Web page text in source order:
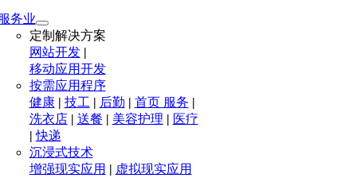
务业
定制解决方案
网站开发|
移动应用开发
按需应用程序
健康| 技工| 后勤 | 首页 服务 |
洗衣店 | 送餐 | 美容护理 | 医疗
|快递
沉浸式技术
增强现实应用 | 虚拟现实应用